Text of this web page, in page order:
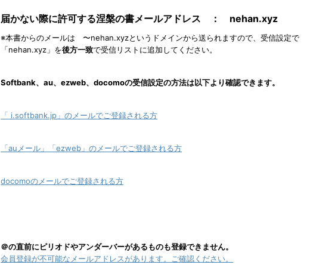
届かない際に許可する涅槃の書メールアドレス ： nehan.xyz
※本書からのメールは 〜nehan.xyzというドメインから送られますので、受信設定で
「nehan.xyz」を後方一致で受信リストに追加してください。
Softbank、au、ezweb、docomoの受信設定の方法は以下より確認できます。
「 i.softbank.jp」のメールでご登録される方
「auメール」「ezweb」のメールでご登録される方
docomoのメールでご登録される方
＠の直前にピリオドやアンダーバーがあるものも登録できません。
会員登録が不可能なメールアドレスがあります。ご確認ください。